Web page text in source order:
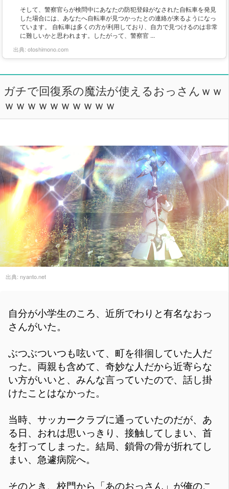
そして、警察官らが検問中にあなたの防犯登録がなされた自転車を発見
した場合には、あなたへ自転車が見つかったとの連絡が来るようになっ
ています。 自転車は多くの方が利用しており、自力で見つけるのは非常
に難しいかと思われます。したがって、警察官 ...
出典: otoshimono.com
ガチで回復系の魔法が使えるおっさんｗｗ
ｗｗｗｗｗｗｗｗｗｗ
出典: nyanto.net
自分が小学生のころ、近所でわりと有名なおっ
さんがいた。
ぶつぶついつも呟いて、町を徘徊していた人だ
った。両親も含めて、奇妙な人だから近寄らな
い方がいいと、みんな言っていたので、話し掛
けたことはなかった。
当時、サッカークラブに通っていたのだが、あ
る日、おれは思いっきり、接触してしまい、首
を打ってしまった。結局、鎖骨の骨が折れてし
まい、急遽病院へ。
そのとき、校門から「あのおっさん」が俺のこ